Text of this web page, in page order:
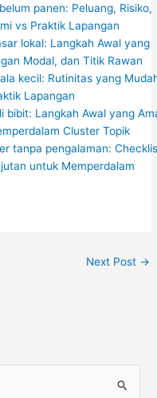
panen: Peluang, Risiko,
vs Praktik Lapangan
lokal: Langkah Awal yang
Modal, dan Titik Rawan
kecil: Rutinitas yang
Lapangan
bibit: Langkah Awal yang
Cluster Topik
tanpa pengalaman:
untuk Memperdalam
Next Post →